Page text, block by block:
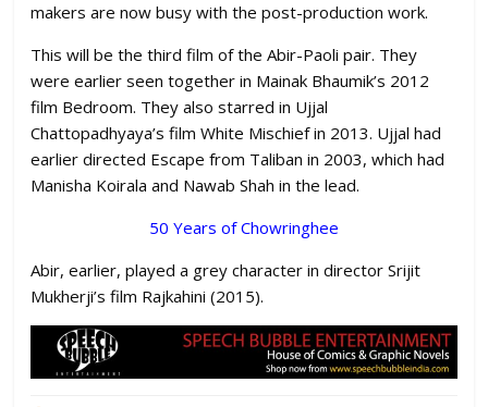
makers are now busy with the post-production work.
This will be the third film of the Abir-Paoli pair. They
were earlier seen together in Mainak Bhaumik’s 2012
film Bedroom. They also starred in Ujjal
Chattopadhyaya’s film White Mischief in 2013. Ujjal had
earlier directed Escape from Taliban in 2003, which had
Manisha Koirala and Nawab Shah in the lead.
50 Years of Chowringhee
Abir, earlier, played a grey character in director Srijit
Mukherji’s film Rajkahini (2015).